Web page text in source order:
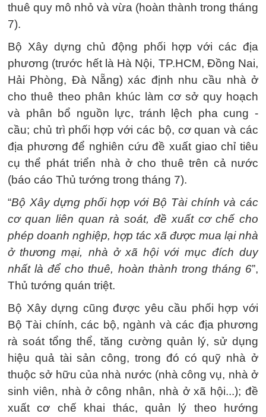
thuê quy mô nhỏ và vừa (hoàn thành trong tháng
7).
Bộ Xây dựng chủ động phối hợp với các địa
phương (trước hết là Hà Nội, TP.HCM, Đồng Nai,
Hải Phòng, Đà Nẵng) xác định nhu cầu nhà ở
cho thuê theo phân khúc làm cơ sở quy hoạch
và phân bổ nguồn lực, tránh lệch pha cung -
cầu; chủ trì phối hợp với các bộ, cơ quan và các
địa phương để nghiên cứu đề xuất giao chỉ tiêu
cụ thể phát triển nhà ở cho thuê trên cả nước
(báo cáo Thủ tướng trong tháng 7).
“Bộ Xây dựng phối hợp với Bộ Tài chính và các
cơ quan liên quan rà soát, đề xuất cơ chế cho
phép doanh nghiệp, hợp tác xã được mua lại nhà
ở thương mại, nhà ở xã hội với mục đích duy
nhất là để cho thuê, hoàn thành trong tháng 6”,
Thủ tướng quán triệt.
Bộ Xây dựng cũng được yêu cầu phối hợp với
Bộ Tài chính, các bộ, ngành và các địa phương
rà soát tổng thể, tăng cường quản lý, sử dụng
hiệu quả tài sản công, trong đó có quỹ nhà ở
thuộc sở hữu của nhà nước (nhà công vụ, nhà ở
sinh viên, nhà ở công nhân, nhà ở xã hội...); đề
xuất cơ chế khai thác, quản lý theo hướng